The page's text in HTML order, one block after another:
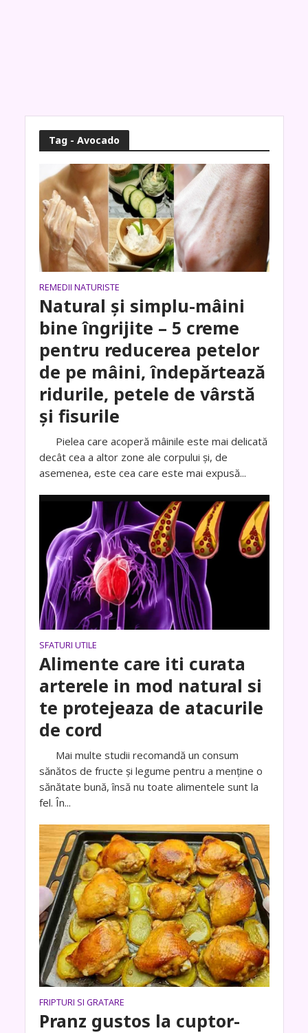
Tag - Avocado
REMEDII NATURISTE
Natural și simplu-mâini
bine îngrijite – 5 creme
pentru reducerea petelor
de pe mâini, îndepărtează
ridurile, petele de vârstă
și fisurile
Pielea care acoperă mâinile este mai delicată
decât cea a altor zone ale corpului și, de
asemenea, este cea care este mai expusă...
SFATURI UTILE
Alimente care iti curata
arterele in mod natural si
te protejeaza de atacurile
de cord
Mai multe studii recomandă un consum
sănătos de fructe și legume pentru a menține o
sănătate bună, însă nu toate alimentele sunt la
fel. În...
FRIPTURI SI GRATARE
Pranz gustos la cuptor-